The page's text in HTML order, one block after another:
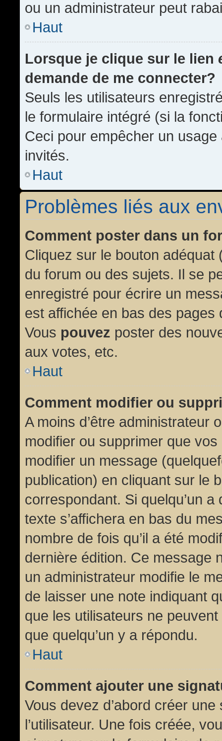
ou un administrateur peut
Haut
Lorsque je clique sur le lien
demande de me connecter?
Seuls les utilisateurs
le formulaire intégré (si la
Ceci pour empêcher un
invités.
Haut
Problèmes liés aux
Comment poster dans un
Cliquez sur le bouton
du forum ou des sujets. Il se
enregistré pour écrire un
est affichée en bas des
Vous pouvez poster des
aux votes, etc.
Haut
Comment modifier ou
A moins d’être administrateur
modifier ou supprimer que
modifier un message
publication) en cliquant sur le
correspondant. Si quelqu’un
texte s’affichera en bas du
nombre de fois qu’il a été
dernière édition. Ce message
un administrateur modifie le
de laisser une note indiquant
que les utilisateurs ne
que quelqu’un y a répondu.
Haut
Comment ajouter une
Vous devez d’abord créer
l’utilisateur. Une fois créée,